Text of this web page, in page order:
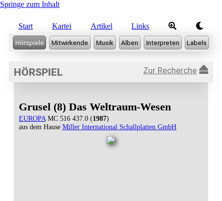
Springe zum Inhalt
Start Kartei Artikel Links
HÖRSPIEL Zur Recherche
Grusel (8) Das Weltraum-Wesen
EUROPAMC 516 437.0 (1987)
aus dem Hause Miller International Schallplatten GmbH